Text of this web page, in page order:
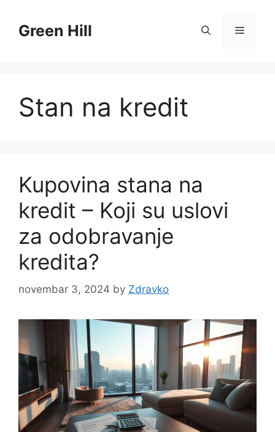
contentGreen Hill Menu
Stan na kredit
Kupovina stana na
kredit – Koji su uslovi
za odobravanje
kredita?
novembar 3, 2024 by Zdravko